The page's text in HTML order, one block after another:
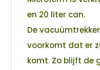
en 20 liter can.
De
voorkomt dat er
komt. Zo blijft de